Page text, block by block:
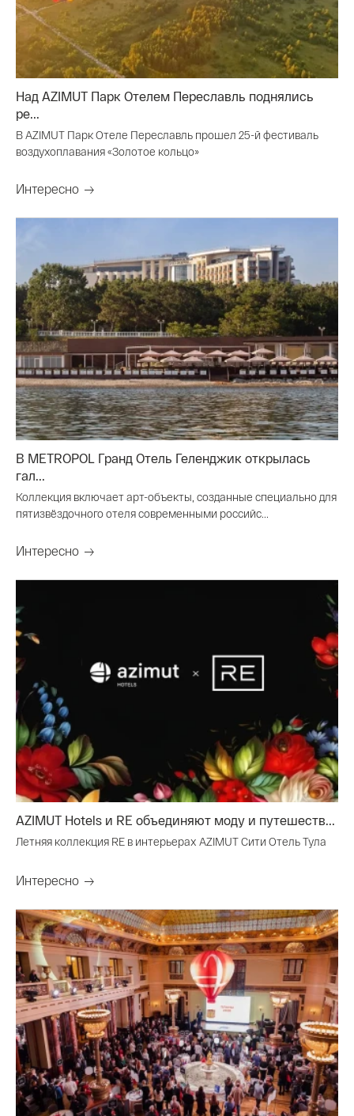
Над AZIMUT Парк Отелем Переславль поднялись
ре...
В AZIMUT Парк Отеле Переславль прошел 25-й фестиваль
воздухоплавания «Золотое кольцо»
Интересно
В METROPOL Гранд Отель Геленджик открылась
гал...
Коллекция включает арт-объекты, созданные специально для
пятизвёздочного отеля современными российс...
Интересно
AZIMUT Hotels и RE объединяют моду и путешеств...
Летняя коллекция RE в интерьерах AZIMUT Сити Отель Тула
Интересно